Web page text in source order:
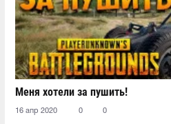
Меня хотели за пушить!
16 апр 2020 0 0